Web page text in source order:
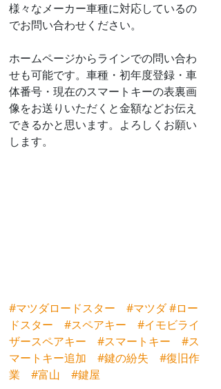
様々なメーカー車種に対応しているの
でお問い合わせください。
ホームページからラインでの問い合わ
せも可能です。車種・初年度登録・車
体番号・現在のスマートキーの表裏画
像をお送りいただくと金額などお伝え
できるかと思います。よろしくお願い
します。
#マツダロードスター #マツダ#ロー
ドスター
#スペアキー
#イモビライ
ザースペアキー
#スマートキー
#ス
マートキー追加
#鍵の紛失
#復旧作
業
#富山 #鍵屋